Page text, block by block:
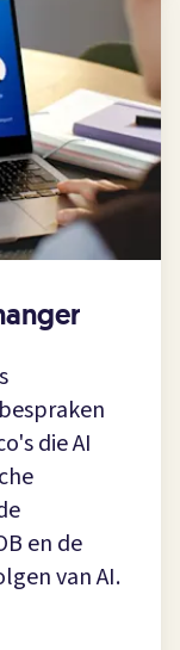
die AI
en de
van AI.